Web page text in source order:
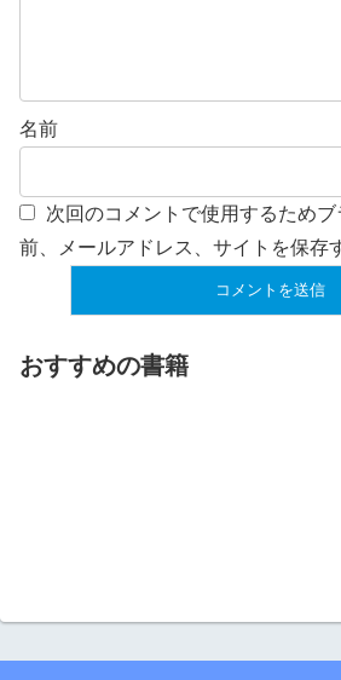
名前
次回のコメントで使用するため
前、メールアドレス、サイトを保存
おすすめの書籍